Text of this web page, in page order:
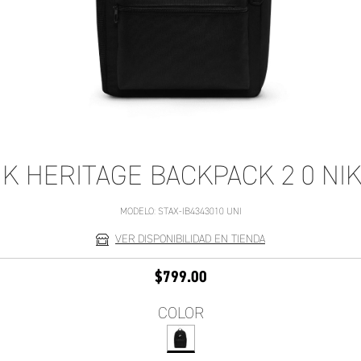
HERITAGE BACKPACK 2 0
MODELO: STAX-IB4343010 UNI
VER DISPONIBILIDAD EN TIENDA
$799.00
COLOR